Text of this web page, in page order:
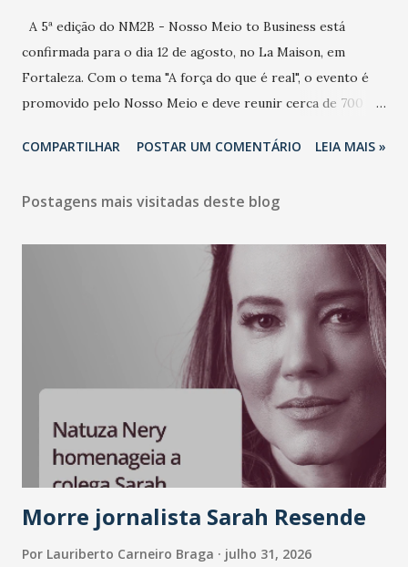
A 5ª edição do NM2B - Nosso Meio to Business está
confirmada para o dia 12 de agosto, no La Maison, em
Fortaleza. Com o tema "A força do que é real", o evento é
promovido pelo Nosso Meio e deve reunir cerca de 700
e lideranças do Mercado Nacional. Desde 2022, o NM2B
de negócios do Nordeste, reunindo profissionais de marcas
LinkedIn, VISA, Grupo 3corações, TikTok e M. Dias Branco.
A nova edição chega em um momento em que autenticidade
e consistência ganham peso nas conversas sobre marca,
liderança e estratégia. - Vivemos um momento em que todo
mundo fala muito e poucos entregam de verdade. O NM2B
sempre existiu para dar palco a quem constrói com
consistência, e nesta edição isso fica ainda mais claro.
Vamos reforçar que ser genuíno sustenta a confiança entre
marcas, pessoas e mercado", afirma Tamires So...
COMPARTILHAR POSTAR UM COMENTÁRIO LEIA MAIS »
Postagens mais visitadas deste blog
Morre jornalista Sarah Resende
Por Lauriberto Carneiro Braga julho 31, 2026